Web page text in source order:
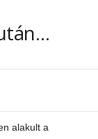
alakult a